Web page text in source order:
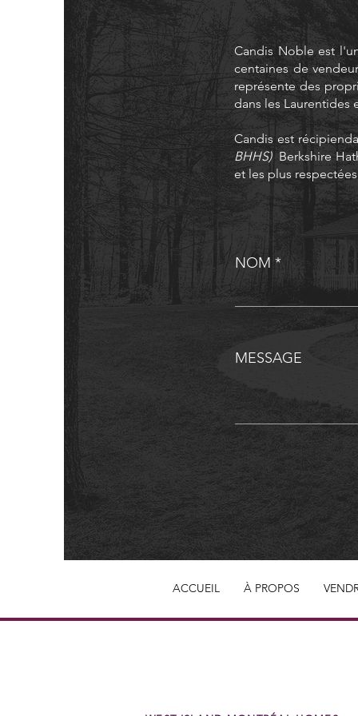
Candis Noble est
centaines de
représente des
dans les Laurentides
Candis est
BHHS)Berkshire
et les plus
NOM
MESSAGE
ACCUEIL À PROPOS